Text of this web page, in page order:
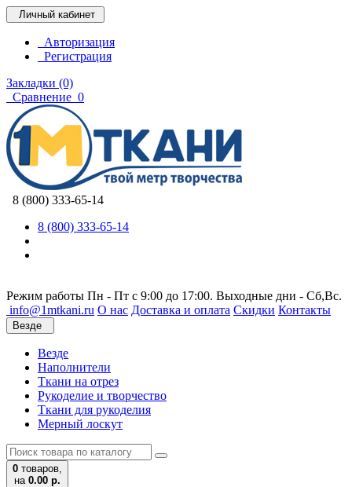
Личный кабинет
Авторизация
Регистрация
Закладки (0)
Сравнение 0
8 (800) 333-65-14
8 (800) 333-65-14
Режим работы Пн - Пт с 9:00 до 17:00. Выходные дни - Сб,Вс.
info@1mtkani.ru О нас Доставка и оплата Скидки Контакты
Везде
Везде
Наполнители
Ткани на отрез
Рукоделие и творчество
Ткани для рукоделия
Мерный лоскут
0 товаров,
на 0.00 р.